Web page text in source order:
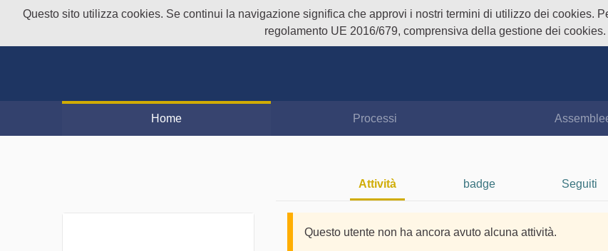
Questo sito utilizza cookies. Se continui la navigazione significa che approvi i nostri termini di utilizzo dei cookies.
regolamento UE 2016/679, comprensiva della gestione dei cookies.
Home Processi
Attività badge Seguiti
Questo utente non ha ancora avuto alcuna attività.